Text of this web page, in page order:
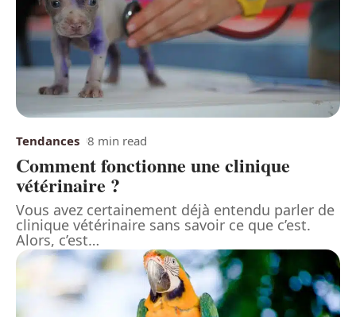
Tendances 8 min read
Comment fonctionne une clinique
vétérinaire ?
Vous avez certainement déjà entendu parler de
clinique vétérinaire sans savoir ce que c’est.
Alors, c’est…